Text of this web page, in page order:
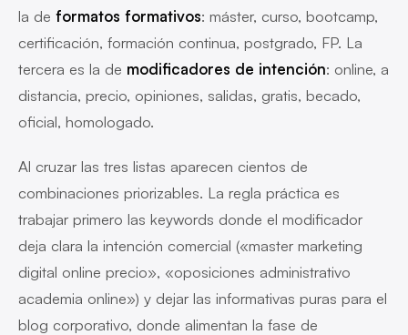
la de formatos formativos: máster, curso, bootcamp,
certificación, formación continua, postgrado, FP. La
tercera es la de modificadores de intención: online, a
distancia, precio, opiniones, salidas, gratis, becado,
oficial, homologado.
Al cruzar las tres listas aparecen cientos de
combinaciones priorizables. La regla práctica es
trabajar primero las keywords donde el modificador
deja clara la intención comercial («master marketing
digital online precio», «oposiciones administrativo
academia online») y dejar las informativas puras para el
blog corporativo, donde alimentan la fase de